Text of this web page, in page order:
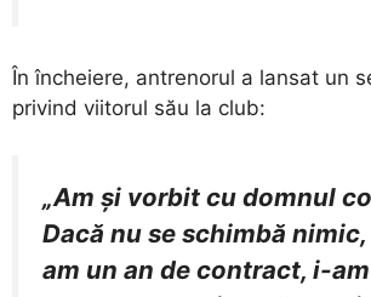
În încheiere, antrenorul a lansat un
privind viitorul său la club:
„Am și vorbit cu domnul
Dacă nu se schimbă
am un an de contract, i-